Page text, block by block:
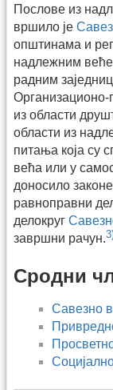
Послове из
вршило је
општинама и
надлежним
радним
из области
области из
питања која су
већа или у
доносило
равноправни
делокруг
завршни рачун.
Сродни
Савезно